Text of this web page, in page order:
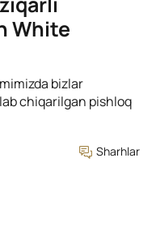
White
bizlar
chiqarilgan pishloq
Sharhlar